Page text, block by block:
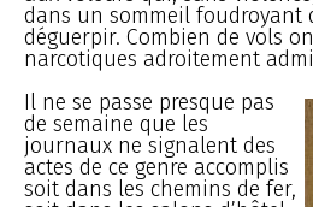
dans un sommeil
déguerpir. Combien de vols
narcotiques adroitement
Il ne se passe presque pas
de semaine que les
journaux ne signalent des
actes de ce genre accomplis
soit dans les chemins de fer,